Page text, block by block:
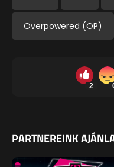
Overpowered (OP)
2
PARTNEREINK